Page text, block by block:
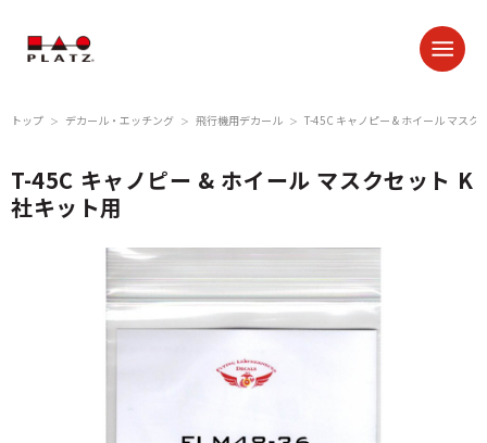
トップ ＞ デカール・エッチング ＞ 飛行機用デカール ＞ T-45C キャノピー & ホイール マスク
T-45C キャノピー & ホイール マスクセット K
社キット用